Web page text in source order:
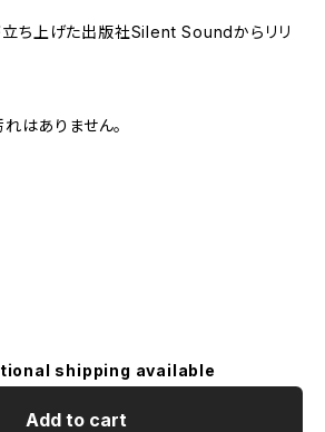
ち上げた出版社Silent Soundからリリ
はありません。
shipping available
Add to cart